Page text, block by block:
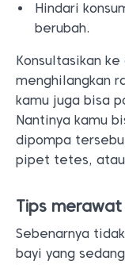
Hindari
berubah.
Konsultasikan
menghilangkan
kamu juga bisa
Nantinya kamu
dipompa
pipet tetes,
Tips
Sebenarnya
bayi yang